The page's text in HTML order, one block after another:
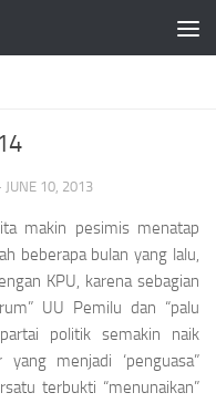
· JUNE 10, 2013
makin pesimis menatap
beberapa bulan yang lalu,
KPU, karena sebagian
UU Pemilu dan “palu
politik semakin naik
menjadi ‘penguasa”
terbukti “menunaikan”